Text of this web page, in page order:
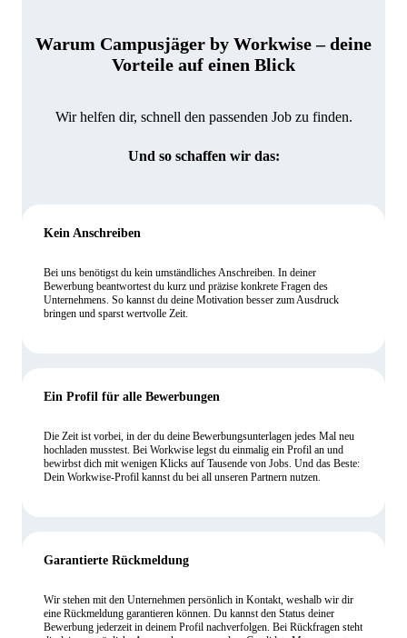
Warum Campusjäger by Workwise – deine
Vorteile auf einen Blick
Wir helfen dir, schnell den passenden Job zu finden.
Und so schaffen wir das:
Kein Anschreiben
Bei uns benötigst du kein umständliches Anschreiben. In deiner
Bewerbung beantwortest du kurz und präzise konkrete Fragen des
Unternehmens. So kannst du deine Motivation besser zum Ausdruck
bringen und sparst wertvolle Zeit.
Ein Profil für alle Bewerbungen
Die Zeit ist vorbei, in der du deine Bewerbungsunterlagen jedes Mal neu
hochladen musstest. Bei Workwise legst du einmalig ein Profil an und
bewirbst dich mit wenigen Klicks auf Tausende von Jobs. Und das Beste:
Dein Workwise-Profil kannst du bei all unseren Partnern nutzen.
Garantierte Rückmeldung
Wir stehen mit den Unternehmen persönlich in Kontakt, weshalb wir dir
eine Rückmeldung garantieren können. Du kannst den Status deiner
Bewerbung jederzeit in deinem Profil nachverfolgen. Bei Rückfragen steht